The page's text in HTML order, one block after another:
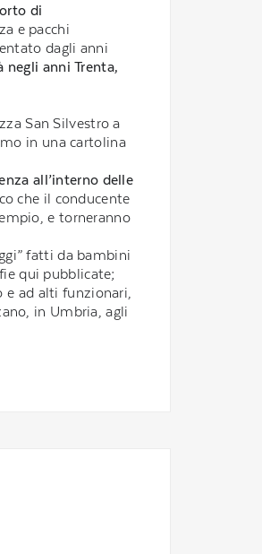
di
e pacchi
dagli anni
negli anni Trenta,
San Silvestro a
in una cartolina
all’interno delle
che il conducente
e torneranno
fatti da bambini
qui pubblicate;
e ad alti funzionari,
in Umbria, agli